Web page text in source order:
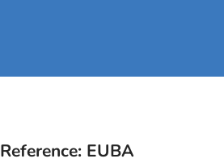
Reference: EUBA